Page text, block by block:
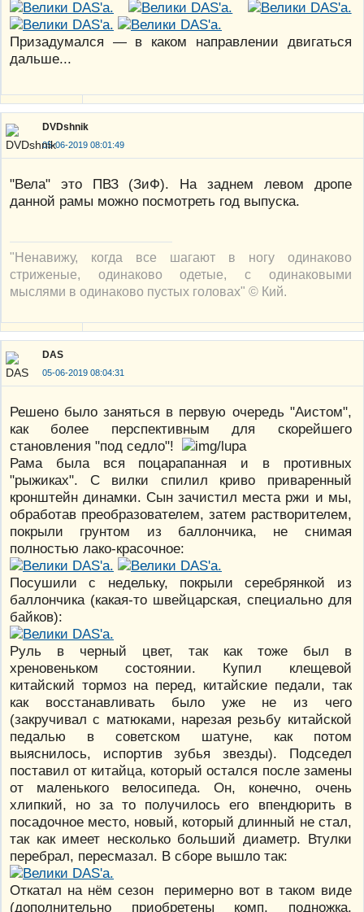
Призадумался — в каком направлении двигаться
дальше...
DVDshnik
05-06-2019 08:01:49
"Вела" это ПВЗ (ЗиФ). На заднем левом дропе
данной рамы можно посмотреть год выпуска.
"Ненавижу, когда все шагают в ногу одинаково
стриженые, одинаково одетые, с одинаковыми
мыслями в одинаково пустых головах" © Кий.
DAS
05-06-2019 08:04:31
Решено было заняться в первую очередь "Аистом",
как более перспективным для скорейшего
становления "под седло"!
Рама была вся поцарапанная и в противных
"рыжиках". С вилки спилил криво приваренный
кронштейн динамки. Сын зачистил места ржи и мы,
обработав преобразователем, затем растворителем,
покрыли грунтом из баллончика, не снимая
полностью лако-красочное:
Посушили с недельку, покрыли серебрянкой из
баллончика (какая-то швейцарская, специально для
байков):
Руль в черный цвет, так как тоже был в
хреновеньком состоянии. Купил клещевой
китайский тормоз на перед, китайские педали, так
как восстанавливать было уже не из чего
(закручивал с матюками, нарезая резьбу китайской
педалью в советском шатуне, как потом
выяснилось, испортив зубья звезды). Подседел
поставил от китайца, который остался после замены
от маленького велосипеда. Он, конечно, очень
хлипкий, но за то получилось его впендюрить в
посадочное место, новый, который длинный не стал,
так как имеет несколько больший диаметр. Втулки
перебрал, пересмазал. В сборе вышло так:
Откатал на нём сезон перимерно вот в таком виде
(дополнительно приобретены комп, подножка,